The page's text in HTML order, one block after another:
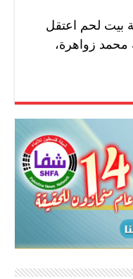
بيت لحم اعتقل
شقيقه محمد زواهرة،